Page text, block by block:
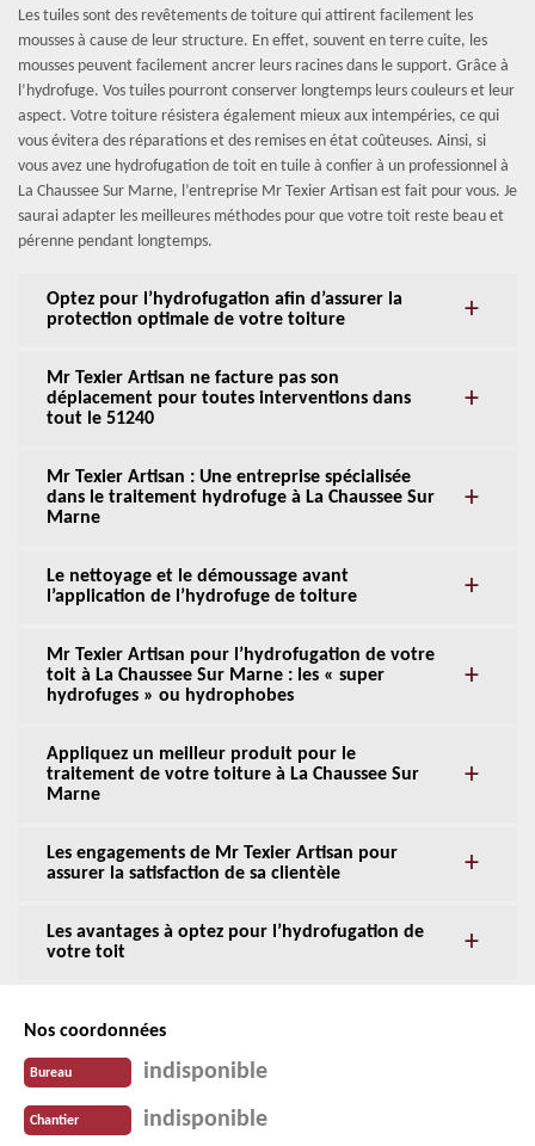
Les tuiles sont des revêtements de toiture qui attirent facilement les
mousses à cause de leur structure. En effet, souvent en terre cuite, les
mousses peuvent facilement ancrer leurs racines dans le support. Grâce à
l’hydrofuge. Vos tuiles pourront conserver longtemps leurs couleurs et leur
aspect. Votre toiture résistera également mieux aux intempéries, ce qui
vous évitera des réparations et des remises en état coûteuses. Ainsi, si
vous avez une hydrofugation de toit en tuile à confier à un professionnel à
La Chaussee Sur Marne, l’entreprise Mr Texier Artisan est fait pour vous. Je
saurai adapter les meilleures méthodes pour que votre toit reste beau et
pérenne pendant longtemps.
Optez pour l’hydrofugation afin d’assurer la
protection optimale de votre toiture
Mr Texier Artisan ne facture pas son
déplacement pour toutes interventions dans
tout le 51240
Mr Texier Artisan : Une entreprise spécialisée
dans le traitement hydrofuge à La Chaussee Sur
Marne
Le nettoyage et le démoussage avant
l’application de l’hydrofuge de toiture
Mr Texier Artisan pour l’hydrofugation de votre
toit à La Chaussee Sur Marne : les « super
hydrofuges » ou hydrophobes
Appliquez un meilleur produit pour le
traitement de votre toiture à La Chaussee Sur
Marne
Les engagements de Mr Texier Artisan pour
assurer la satisfaction de sa clientèle
Les avantages à optez pour l’hydrofugation de
votre toit
Nos coordonnées
Bureau indisponible
Chantier indisponible